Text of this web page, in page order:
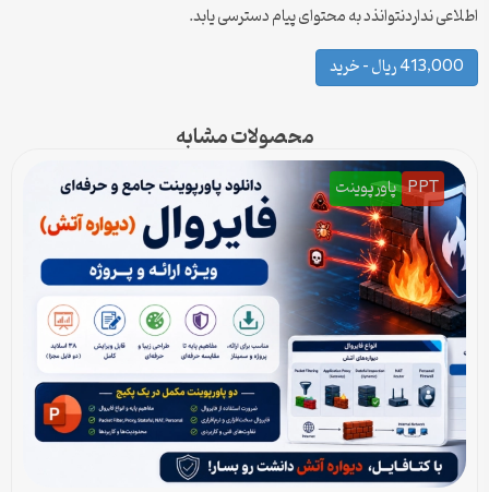
اطلاعی نداردنتوانذد به محتوای پیام دسترسی یابد.
413,000 ریال – خرید
محصولات مشابه
PPT پاورپوینت